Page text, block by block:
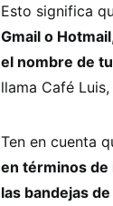
Esto significa
Gmail o Hotmail
el nombre de
llama Café
Ten en cuenta
en términos de
las bandejas